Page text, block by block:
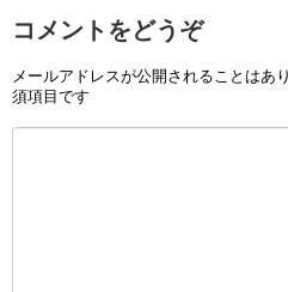
コメントをどうぞ
メールアドレスが公開されることはあ
須項目です